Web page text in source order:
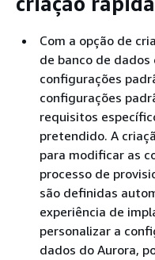
Com a opção de
de banco de dados
configurações
configurações
requisitos
pretendido. A
para modificar as
processo de
são definidas
experiência de
personalizar a
dados do Aurora,